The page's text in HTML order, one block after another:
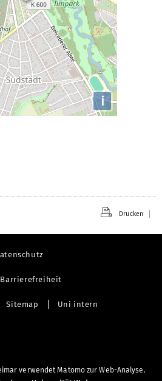
i
Drucken
Sitemap Uni intern
verwendet Matomo zur Web-Analyse.